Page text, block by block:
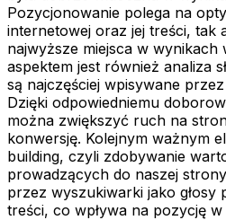
Pozycjonowanie polega na
internetowej oraz jej treści, tak
najwyższe miejsca w wynikach
aspektem jest również analiza
są najczęściej wpisywane
Dzięki odpowiedniemu
można zwiększyć ruch na
konwersję. Kolejnym ważnym
building, czyli zdobywanie
prowadzących do naszej
przez wyszukiwarki jako głosy
treści, co wpływa na pozycję